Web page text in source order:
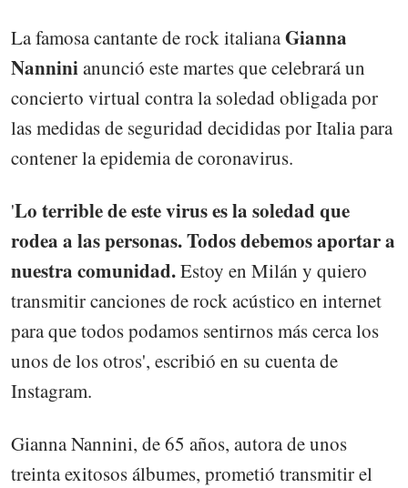
La famosa cantante de rock italianaGianna
Nanninianunció este martes que celebrará un
concierto virtual contra la soledad obligada por
las medidas de seguridad decididas por Italia para
contener la epidemia de coronavirus.
'Lo terrible de este virus es la soledad que
rodea a las personas. Todos debemos aportar a
nuestra comunidad.Estoy en Milán y quiero
transmitir canciones de rock acústico en internet
para que todos podamos sentirnos más cerca los
unos de los otros', escribió en su cuenta de
Instagram.
Gianna Nannini, de 65 años, autora de unos
treinta exitosos álbumes, prometió transmitir el